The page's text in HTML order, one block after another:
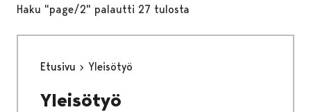
Haku "page/2" palautti 27 tulosta
Etusivu Yleisötyö
Yleisötyö